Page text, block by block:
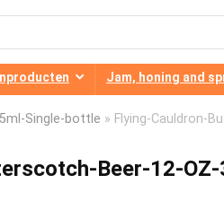
Jam, honing and
Single-bottle » Flying-Cauldron-
Beer-12-